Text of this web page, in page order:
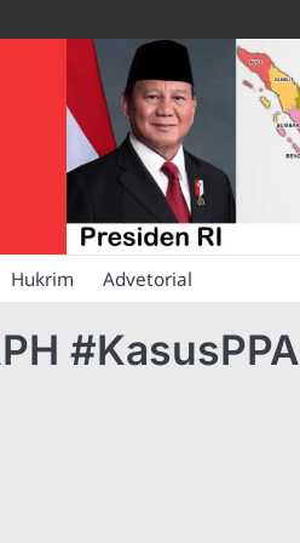
Hukrim Advetorial
#KasusPPA